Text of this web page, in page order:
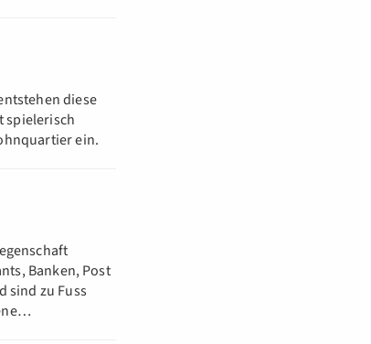
diese
spielerisch
ein.
Banken, Post
sind zu Fuss